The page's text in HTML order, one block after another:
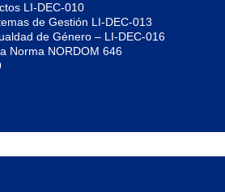
LI-DEC-010
de Gestión LI-DEC-013
de Género – LI-DEC-016
Norma NORDOM 646